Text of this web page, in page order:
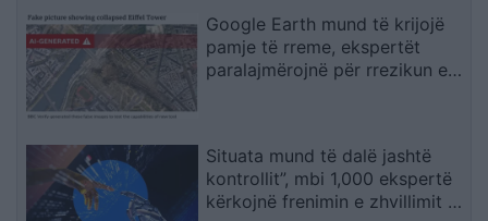
Google Earth mund të krijojë
pamje të rreme, ekspertët
paralajmërojnë për rrezikun e
Situata mund të dalë jashtë
kontrollit”, mbi 1,000 ekspertë
kërkojnë frenimin e zhvillimit të